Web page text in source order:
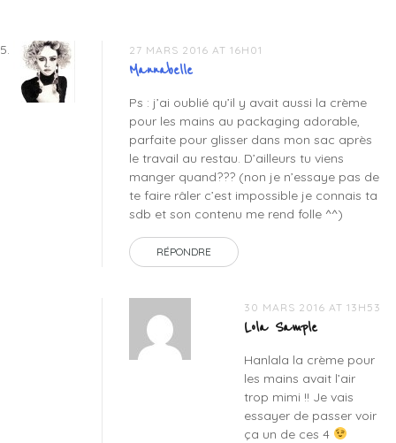
27 MARS 2016 AT 16H01
Mannabelle
Ps : j’ai oublié qu’il y avait aussi la crème
pour les mains au packaging adorable,
parfaite pour glisser dans mon sac après
le travail au restau. D’ailleurs tu viens
manger quand??? (non je n’essaye pas de
te faire râler c’est impossible je connais ta
sdb et son contenu me rend folle ^^)
RÉPONDRE
30 MARS 2016 AT 13H53
Lola Sample
Hanlala la crème pour
les mains avait l’air
trop mimi !! Je vais
essayer de passer voir
ça un de ces 4